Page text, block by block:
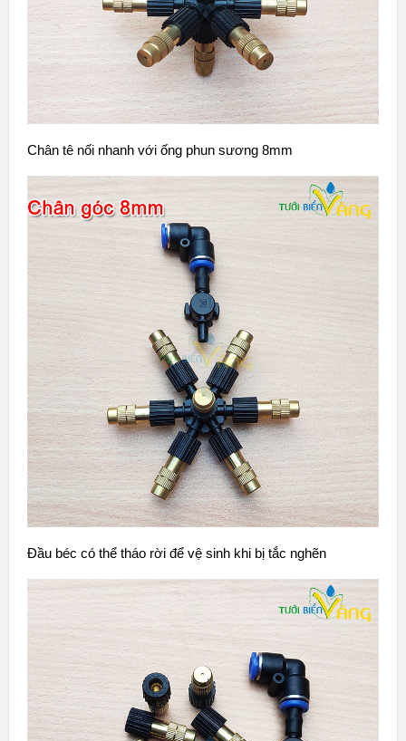
Chân tê nối nhanh với ống phun sương 8mm
Đầu béc có thể tháo rời để vệ sinh khi bị tắc nghẽn